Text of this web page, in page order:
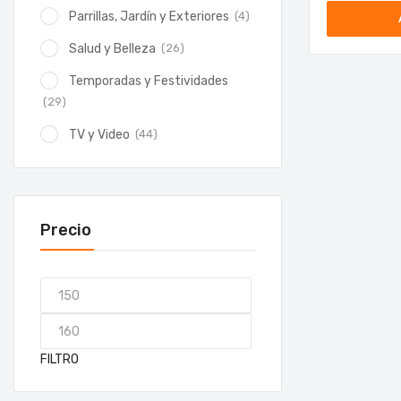
Parrillas, Jardín y Exteriores (4)
Salud y Belleza (26)
Temporadas y Festividades
(29)
TV y Video (44)
Precio
FILTRO